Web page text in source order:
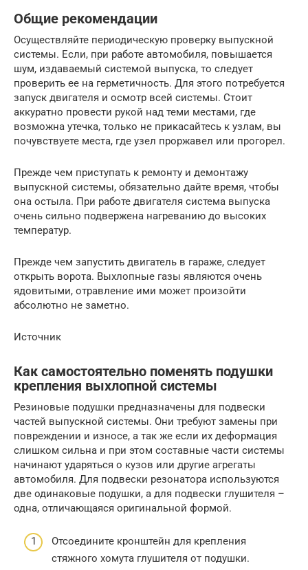
Общие рекомендации
Осуществляйте периодическую проверку выпускной
системы. Если, при работе автомобиля, повышается
шум, издаваемый системой выпуска, то следует
проверить ее на герметичность. Для этого потребуется
запуск двигателя и осмотр всей системы. Стоит
аккуратно провести рукой над теми местами, где
возможна утечка, только не прикасайтесь к узлам, вы
почувствуете места, где узел проржавел или прогорел.
Прежде чем приступать к ремонту и демонтажу
выпускной системы, обязательно дайте время, чтобы
она остыла. При работе двигателя система выпуска
очень сильно подвержена нагреванию до высоких
температур.
Прежде чем запустить двигатель в гараже, следует
открыть ворота. Выхлопные газы являются очень
ядовитыми, отравление ими может произойти
абсолютно не заметно.
Источник
Как самостоятельно поменять подушки
крепления выхлопной системы
Резиновые подушки предназначены для подвески
частей выпускной системы. Они требуют замены при
повреждении и износе, а так же если их деформация
слишком сильна и при этом составные части системы
начинают ударяться о кузов или другие агрегаты
автомобиля. Для подвески резонатора используются
две одинаковые подушки, а для подвески глушителя –
одна, отличающаяся оригинальной формой.
Отсоедините кронштейн для крепления
стяжного хомута глушителя от подушки.